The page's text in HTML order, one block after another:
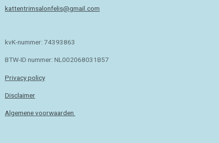
kattentrimsalonfelis@gmail.com
kvK-nummer: 74393863
BTW-ID nummer: NL002068031B57
Privacy policy
Disclaimer
Algemene voorwaarden